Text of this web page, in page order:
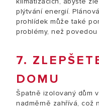
plýtvání energií.
prohlídek může také
problémy, než povedou
7.
DOMU
Špatně izolovaný dům
nadměrně zahřívá, což